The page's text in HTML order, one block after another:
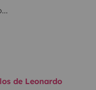
de Leonardo